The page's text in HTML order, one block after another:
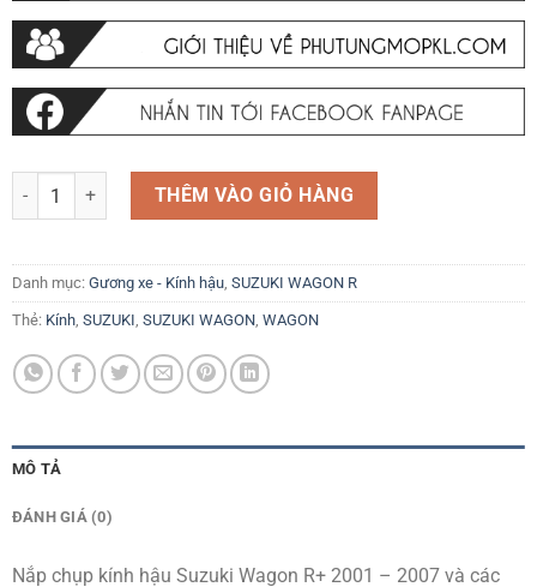
Nắp chụp kính hậu Suzuki Wagon R+ 2001 - 2007 và các dòng xe
THÊM VÀO GIỎ HÀNG
Danh mục: Gương xe - Kính hậu, SUZUKI WAGON R
Thẻ: Kính, SUZUKI, SUZUKI WAGON, WAGON
MÔ TẢ
ĐÁNH GIÁ (0)
Nắp chụp kính hậu Suzuki Wagon R+ 2001 – 2007 và các